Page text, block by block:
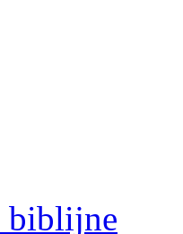
biblijne